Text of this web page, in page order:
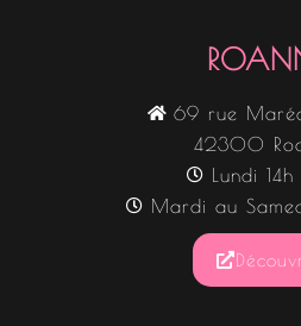
69 rue
42300
Lundi
Mardi au